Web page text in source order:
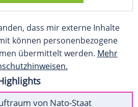
dass mir externe Inhalte
können personenbezogene
übermittelt werden. Mehr
von Nato-Staat